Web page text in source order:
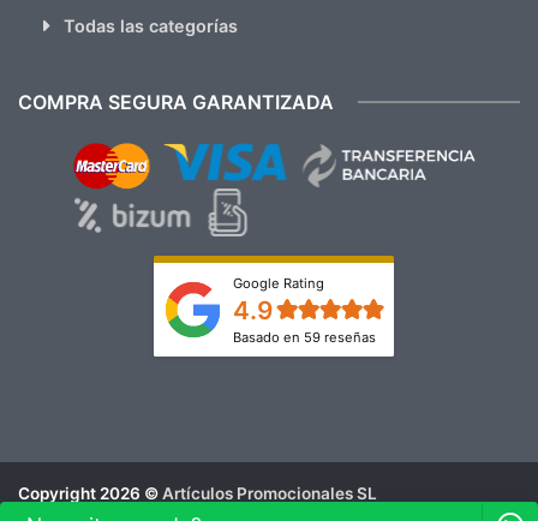
Todas las categorías
COMPRA SEGURA GARANTIZADA
Google Rating
4.9
Basado en 59 reseñas
Copyright 2026 ©Artículos Promocionales SL
Aviso Legal